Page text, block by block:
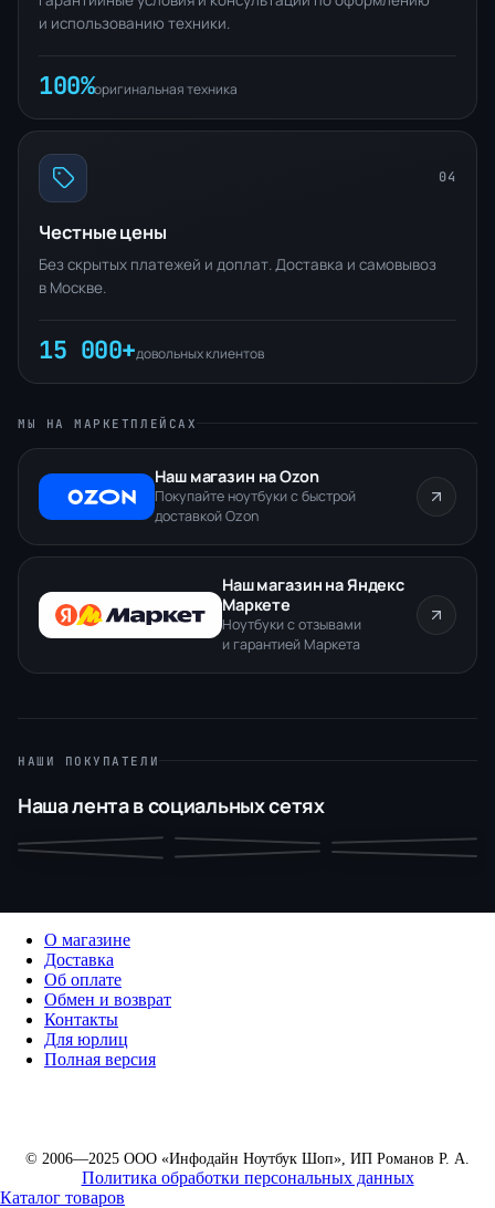
и использованию техники.
100%оригинальная техника
04
Честные цены
Без скрытых платежей и доплат. Доставка и самовывоз
в Москве.
15 000+довольных клиентов
МЫ НА МАРКЕТПЛЕЙСАХ
Наш магазин на Ozon
Покупайте ноутбуки с быстрой
доставкой Ozon
Наш магазин на Яндекс
Маркете
Ноутбуки с отзывами
и гарантией Маркета
НАШИ ПОКУПАТЕЛИ
Наша лента в социальных сетях
О магазине
Доставка
Об оплате
Обмен и возврат
Контакты
Для юрлиц
Полная версия
© 2006—2025 ООО «Инфодайн Ноутбук Шоп», ИП Романов Р. А.
Политика обработки персональных данных
Каталог товаров